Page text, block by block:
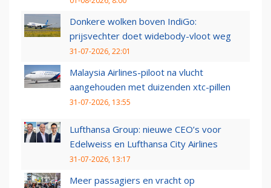
Donkere wolken boven IndiGo:
prijsvechter doet widebody-vloot weg
31-07-2026, 22:01
Malaysia Airlines-piloot na vlucht
aangehouden met duizenden xtc-pillen
31-07-2026, 13:55
Lufthansa Group: nieuwe CEO’s voor
Edelweiss en Lufthansa City Airlines
31-07-2026, 13:17
Meer passagiers en vracht op